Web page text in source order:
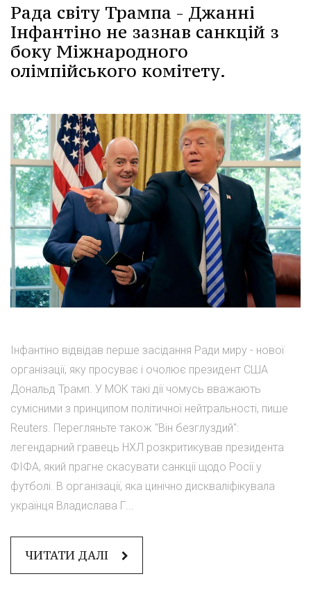
Рада світу Трампа - Джанні
Інфантіно не зазнав санкцій з
боку Міжнародного
олімпійського комітету.
Інфантіно відвідав перше засідання Ради миру - нової
організації, яку просуває і очолює президент США
Дональд Трамп. У МОК такі дії чомусь вважають
сумісними з принципом політичної нейтральності, пише
Reuters. Перегляньте також "Він безглуздий":
легендарний гравець НХЛ розкритикував президента
ФІФА, який прагне скасувати санкції щодо Росії у
футболі. В організації, яка цинічно дискваліфікувала
українця Владислава Г...
ЧИТАТИ ДАЛІ